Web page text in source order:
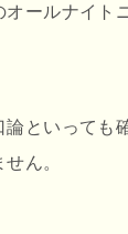
ールナイト
といっても
ん。